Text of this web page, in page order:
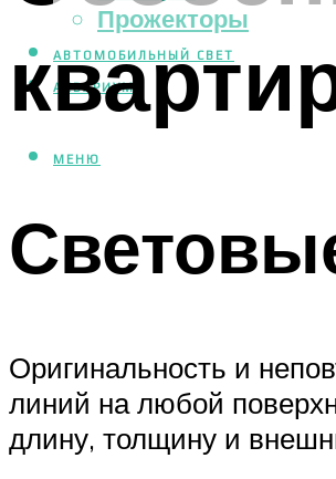
Прожекторы
АВТОМОБИЛЬНЫЙ СВЕТ
АКВАРИУМ
МЕНЮ
Оригинальность и
линий на любой
длину, толщину и